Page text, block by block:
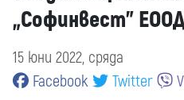
„Софинвест”
15 юни 2022, сряда
Facebook
Twitter